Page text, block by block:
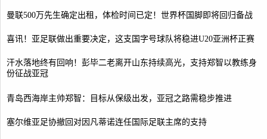
曼联500万先生确定出租，体检时间已定！世界杯国脚即将回归备战
喜讯！亚足联做出重要决定，这支国字号球队将稳进U20亚洲杯正赛
汗水落地终有回响！彭毕二老离开山东持续高光，支持郑智以教练身
份征战亚冠
青岛西海岸主帅郑智：目标从保级出发，亚冠之路需稳步推进
塞尔维亚足协撤回对因凡蒂诺连任国际足联主席的支持